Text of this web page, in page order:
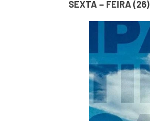
SEXTA – FEIRA (26)